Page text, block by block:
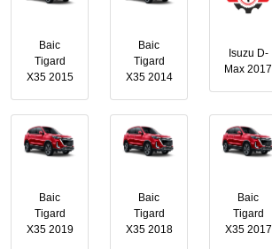
Isuzu D-
Max 2017
Baic
Tigard
X35 2014
Baic
Tigard
X35 2015
Baic
Tigard
X35 2017
Baic
Tigard
X35 2018
Baic
Tigard
X35 2019